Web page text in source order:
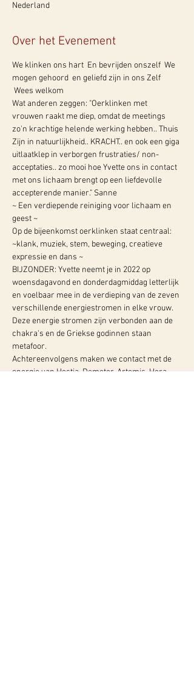
Nederland
Over het Evenement
We klinken ons hart  En bevrijden onszelf  We
mogen gehoord  en geliefd zijn in ons Zelf
Wees welkom
Wat anderen zeggen: "Oerklinken met
vrouwen raakt me diep, omdat de meetings
zo'n krachtige helende werking hebben.. Thuis
Zijn in natuurlijkheid.. KRACHT.. en ook een giga
uitlaatklep in verborgen frustraties/ non-
acceptaties.. zo mooi hoe Yvette ons in contact
met ons lichaam brengt op een liefdevolle
accepterende manier." Sanne
~ Een verdiepende reiniging voor lichaam en
geest ~
Op de bijeenkomst oerklinken staat centraal:
~klank, muziek, stem, beweging, creatieve
expressie en dans ~
BIJZONDER: Yvette neemt je in 2022 op
woensdagavond en donderdagmiddag letterlijk
en voelbaar mee in de verdieping van de zeven
verschillende energiestromen in elke vrouw.
Deze energie stromen zijn verbonden aan de
chakra's en de Griekse godinnen staan
metafoor.
Achtereenvolgens maken we contact met de
energie van Hestia, Demeter, Artemis, Hera,